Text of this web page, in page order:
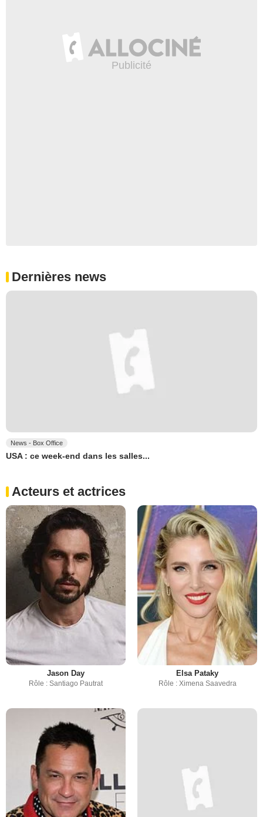
Dernières news
News - Box Office
USA : ce week-end dans les salles...
Acteurs et actrices
Jason Day
Rôle : Santiago Pautrat
Elsa Pataky
Rôle : Ximena Saavedra